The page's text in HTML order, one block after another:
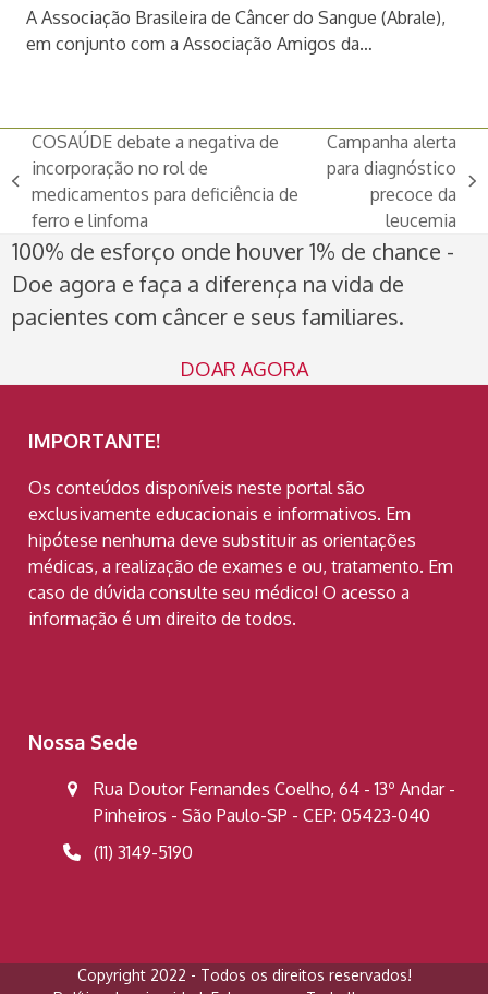
A Associação Brasileira de Câncer do Sangue (Abrale),
em conjunto com a Associação Amigos da…
previous
post:
COSAÚDE debate a negativa de
incorporação no rol de
medicamentos para deficiência de
ferro e linfoma
Campanha alerta
para diagnóstico
precoce da
leucemia
100% de esforço onde houver 1% de chance -
Doe agora e faça a diferença na vida de
pacientes com câncer e seus familiares.
DOAR AGORA
IMPORTANTE!
Os conteúdos disponíveis neste portal são
exclusivamente educacionais e informativos. Em
hipótese nenhuma deve substituir as orientações
médicas, a realização de exames e ou, tratamento. Em
caso de dúvida consulte seu médico! O acesso a
informação é um direito de todos.
Nossa Sede
Rua Doutor Fernandes Coelho, 64 - 13º Andar -
Pinheiros - São Paulo-SP - CEP: 05423-040
(11) 3149-5190
Copyright 2022 - Todos os direitos reservados!